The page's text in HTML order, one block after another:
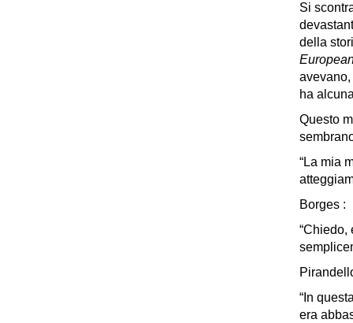
Si
della
ha
Questo
“La mia
Borges :
“Chiedo,
“In
era